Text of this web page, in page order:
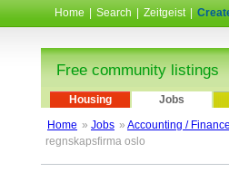
Home Search Zeitgeist
Free community listings
Housing Jobs
Home » Jobs » Accounting / Finance
regnskapsfirma oslo